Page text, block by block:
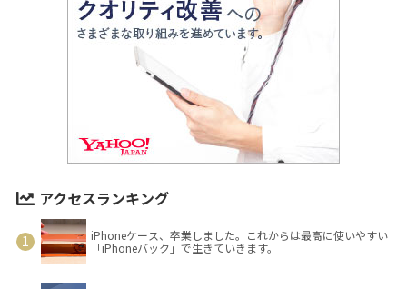
アクセスランキング
iPhoneケース、卒業しました。これからは最高に使いやすい
「iPhoneバック」で生きていきます。